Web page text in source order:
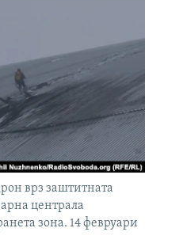
врз заштитната
централа
зона. 14 февруари